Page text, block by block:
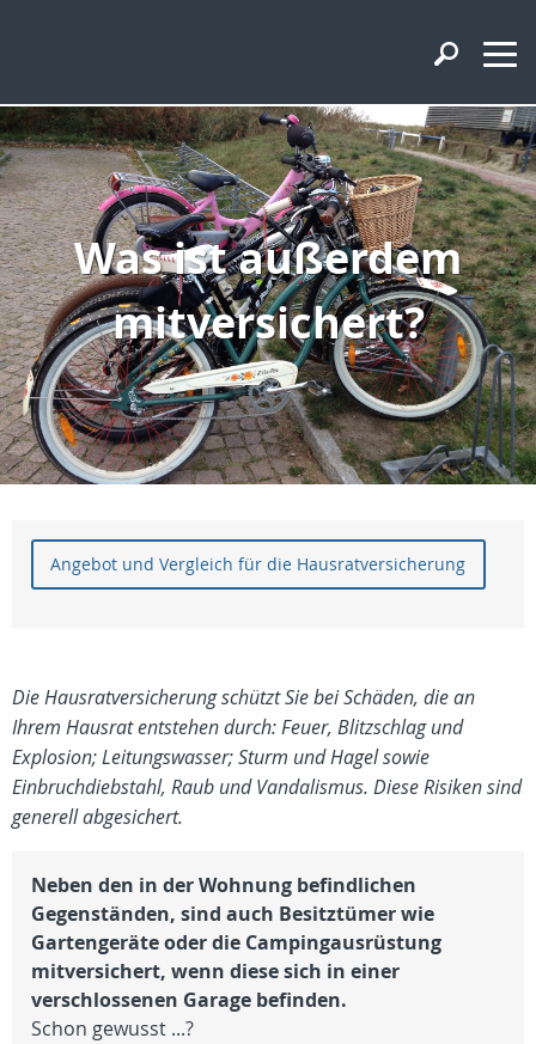
Was ist außerdem
mitversichert?
Angebot und Vergleich für die Hausratversicherung
Die Hausratversicherung schützt Sie bei Schäden, die an
Ihrem Hausrat entstehen durch: Feuer, Blitzschlag und
Explosion; Leitungswasser; Sturm und Hagel sowie
Einbruchdiebstahl, Raub und Vandalismus. Diese Risiken sind
generell abgesichert.
Neben den in der Wohnung befindlichen
Gegenständen, sind auch Besitztümer wie
Gartengeräte oder die Campingausrüstung
mitversichert, wenn diese sich in einer
verschlossenen Garage befinden.
Schon gewusst ...?